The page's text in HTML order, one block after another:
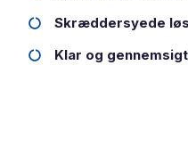
Skræddersyede
Klar og